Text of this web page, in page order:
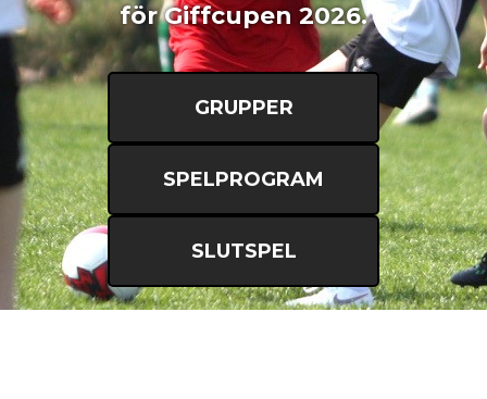
för Giffcupen 2026.
GRUPPER
SPELPROGRAM
SLUTSPEL